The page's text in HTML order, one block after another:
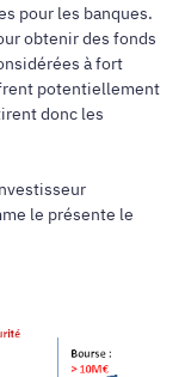
pour les banques.
obtenir des fonds
à fort
potentiellement
donc les
le présente le